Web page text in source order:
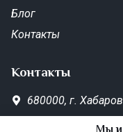
Блог
Контакты
Контакты
680000, г.
Мы